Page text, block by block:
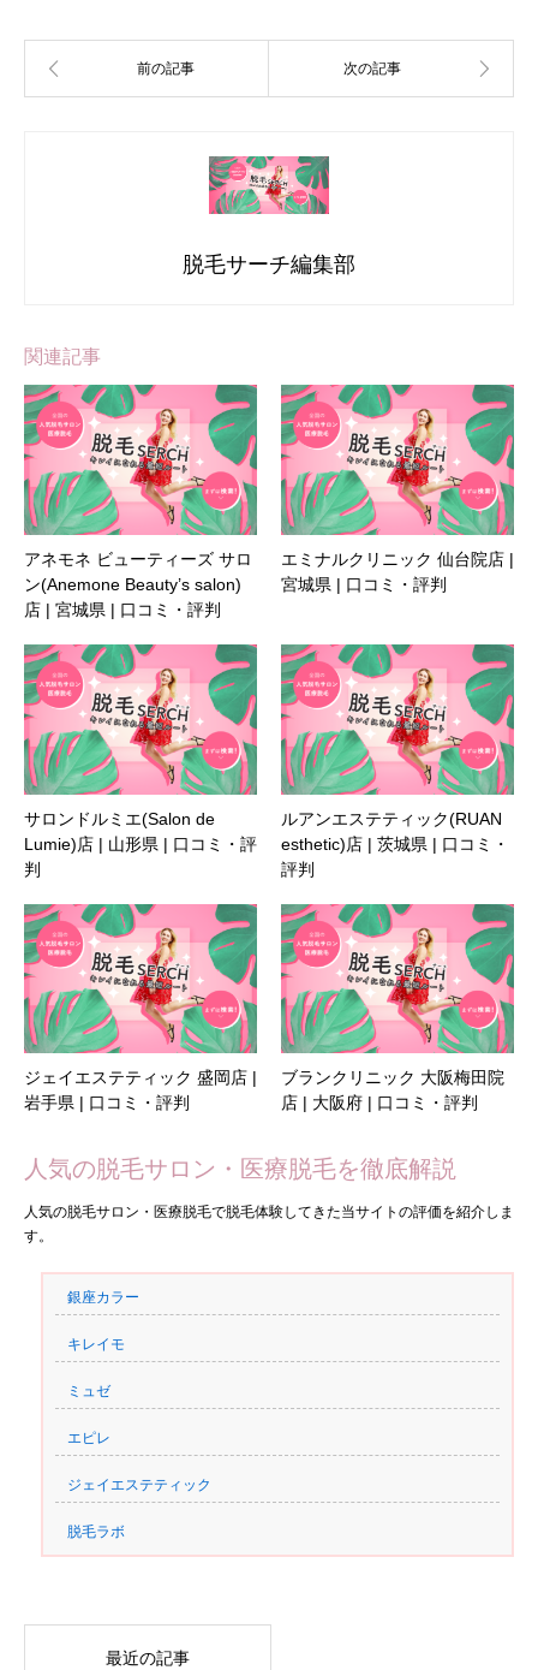
脱毛サーチ編集部
関連記事
アネモネ ビューティーズ サロ
ン(Anemone Beauty’s salon)
店 | 宮城県 | 口コミ・評判
エミナルクリニック 仙台院店 |
宮城県 | 口コミ・評判
サロンドルミエ(Salon de
Lumie)店 | 山形県 | 口コミ・評
判
ルアンエステティック(RUAN
esthetic)店 | 茨城県 | 口コミ・
評判
ジェイエステティック 盛岡店 |
岩手県 | 口コミ・評判
ブランクリニック 大阪梅田院
店 | 大阪府 | 口コミ・評判
人気の脱毛サロン・医療脱毛を徹底解説
人気の脱毛サロン・医療脱毛で脱毛体験してきた当サイトの評価を紹介しま
す。
銀座カラー
キレイモ
ミュゼ
エピレ
ジェイエステティック
脱毛ラボ
最近の記事